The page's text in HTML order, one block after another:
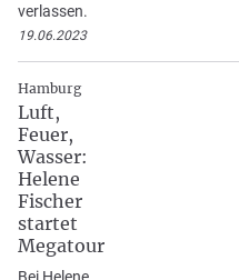
verlassen.
19.06.2023
Hamburg
Luft,
Feuer,
Wasser:
Helene
Fischer
startet
Megatour
Bei Helene